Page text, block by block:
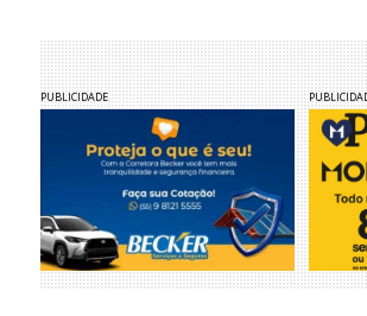
PUBLICIDADE